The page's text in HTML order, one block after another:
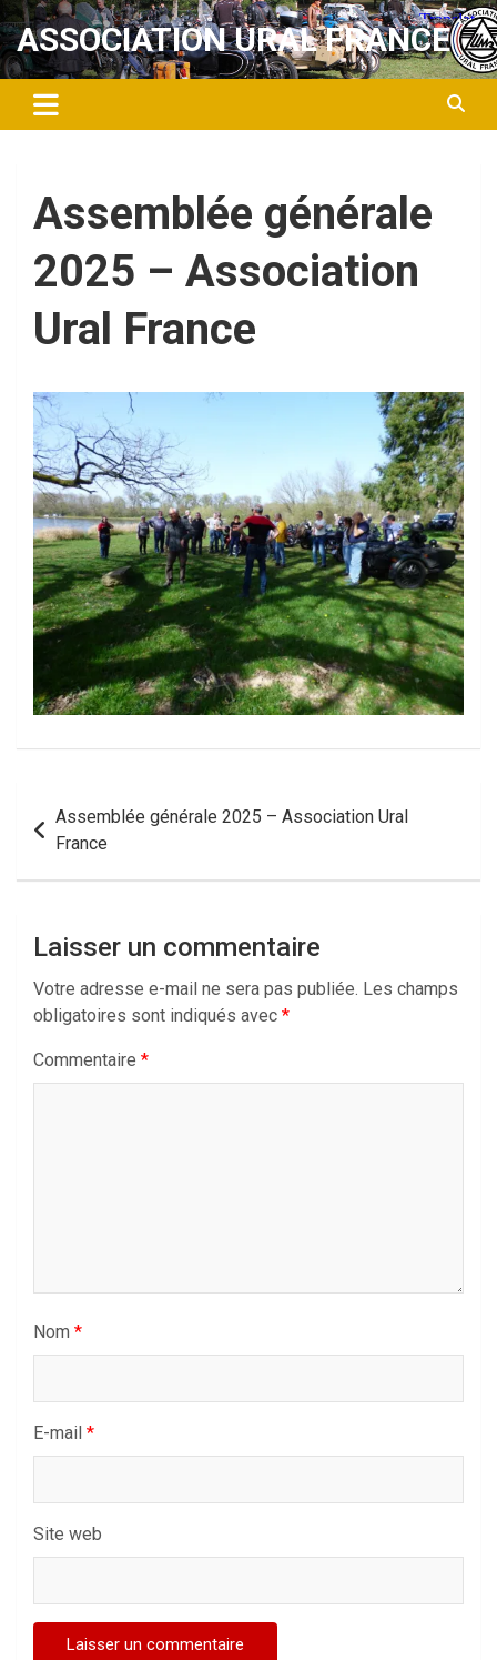
Aller
au
contenu
ASSOCIATION URAL FRANCE
Assemblée générale
2025 – Association
Ural France
Navigation
de
l’article
Assemblée générale 2025 – Association Ural
France
Laisser un commentaire
Votre adresse e-mail ne sera pas publiée. Les champs
obligatoires sont indiqués avec *
Commentaire *
Nom *
E-mail *
Site web